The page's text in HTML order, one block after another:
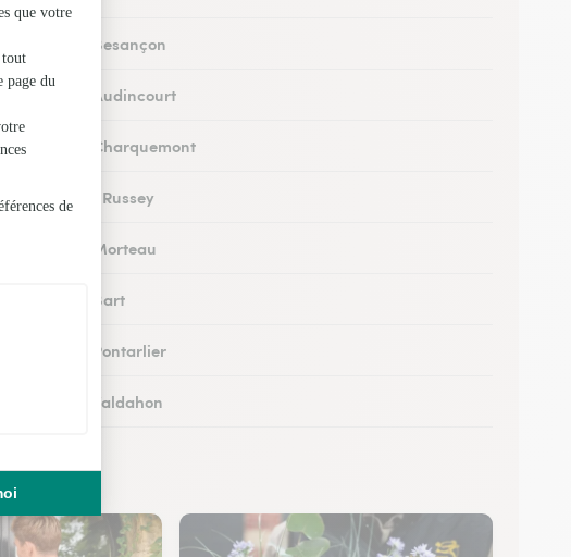
Fleuristes à Besançon
Fleuristes à Audincourt
Fleuristes à Charquemont
Fleuristes au Russey
Fleuristes à Morteau
Fleuristes à Bart
Fleuristes à Pontarlier
Fleuristes à Valdahon
Fleuristes à Avanne-Aveney